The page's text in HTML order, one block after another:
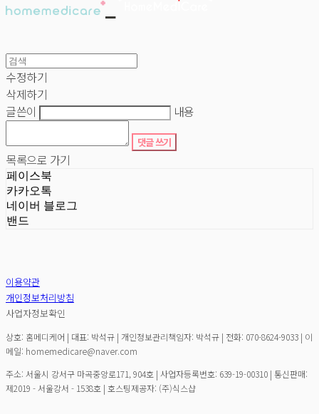
수정하기
삭제하기
글쓴이
내용
댓글 쓰기
목록으로 가기
페이스북
카카오톡
네이버 블로그
밴드
이용약관
개인정보처리방침
사업자정보확인
상호: 홈메디케어 | 대표: 박석규 | 개인정보관리책임자: 박석규 | 전화: 070-8624-9033 | 이
메일: homemedicare@naver.com
주소: 서울시 강서구 마곡중앙로171, 904호 | 사업자등록번호: 639-19-00310 | 통신판매:
제2019 - 서울강서 - 1538호 | 호스팅제공자: (주)식스샵